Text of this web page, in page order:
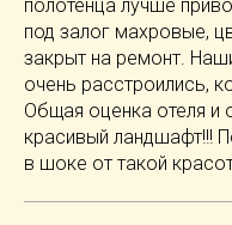
полотенца лучше
под залог махровые,
закрыт на ремонт.
очень расстроились,
Общая оценка отеля и
красивый ландшафт!!!
в шоке от такой